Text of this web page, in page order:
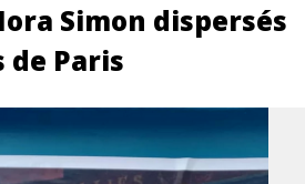
Simon dispersés
de Paris